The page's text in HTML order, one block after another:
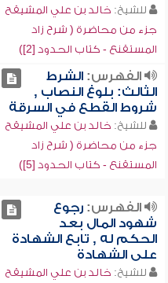
للشيخ: خالد بن علي المشيقح
جزء من محاضرة ( شرح زاد
المستقنع - كتاب الحدود [2])
الفهرس:الشرط
الثالث: بلوغ النصاب ,
شروط القطع في السرقة
للشيخ: خالد بن علي المشيقح
جزء من محاضرة ( شرح زاد
المستقنع - كتاب الحدود [5])
الفهرس:رجوع
شهود المال بعد
الحكم له , تابع الشهادة
على الشهادة
للشيخ: خالد بن علي المشيقح